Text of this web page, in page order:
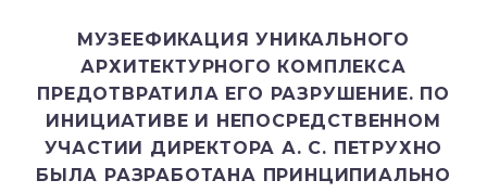
МУЗЕЕФИКАЦИЯ УНИКАЛЬНОГО
АРХИТЕКТУРНОГО КОМПЛЕКСА
ПРЕДОТВРАТИЛА ЕГО РАЗРУШЕНИЕ. ПО
ИНИЦИАТИВЕ И НЕПОСРЕДСТВЕННОМ
УЧАСТИИ ДИРЕКТОРА А. С. ПЕТРУХНО
БЫЛА РАЗРАБОТАНА ПРИНЦИПИАЛЬНО